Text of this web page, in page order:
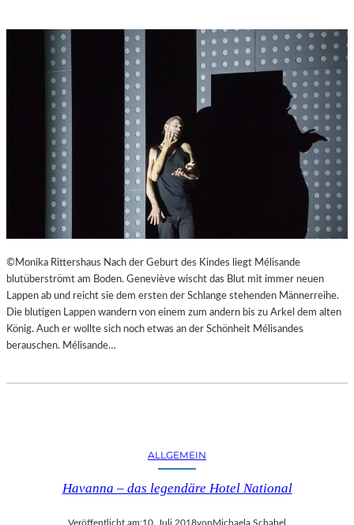
©Monika Rittershaus Nach der Geburt des Kindes liegt Mélisande
blutüberströmt am Boden. Geneviève wischt das Blut mit immer neuen
Lappen ab und reicht sie dem ersten der Schlange stehenden Männerreihe.
Die blutigen Lappen wandern von einem zum andern bis zu Arkel dem alten
König. Auch er wollte sich noch etwas an der Schönheit Mélisandes
berauschen. Mélisande…
ALLGEMEIN
Havanna – das legendäre Hotel National
Veröffentlicht am:10. Juli 2018vonMichaela Schabel